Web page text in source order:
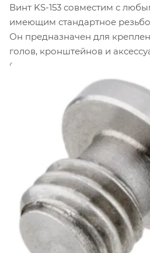
Винт KS-153 совместим с
имеющим стандартное
Он предназначен для
голов, кронштейнов и
быстросъемным пластинам,
платформам и другому
Винт может использоваться
утерянного крепежа, так и в
дополнительного элемента
конфигураций на съемочной
Универсальность применения
востребованным элементом
оператора.